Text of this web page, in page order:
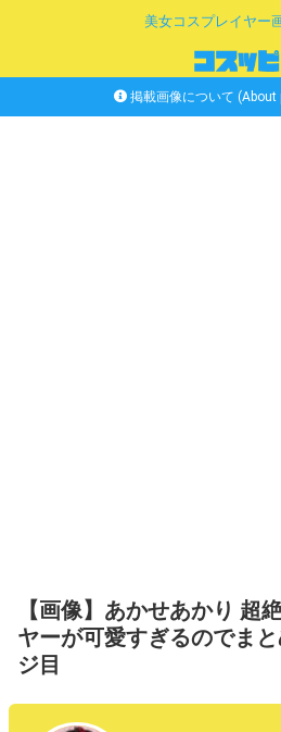
美女コスプレイヤー
掲載画像について
【画像】あかせあかり 超
ヤーが可愛すぎるのでま
ジ目